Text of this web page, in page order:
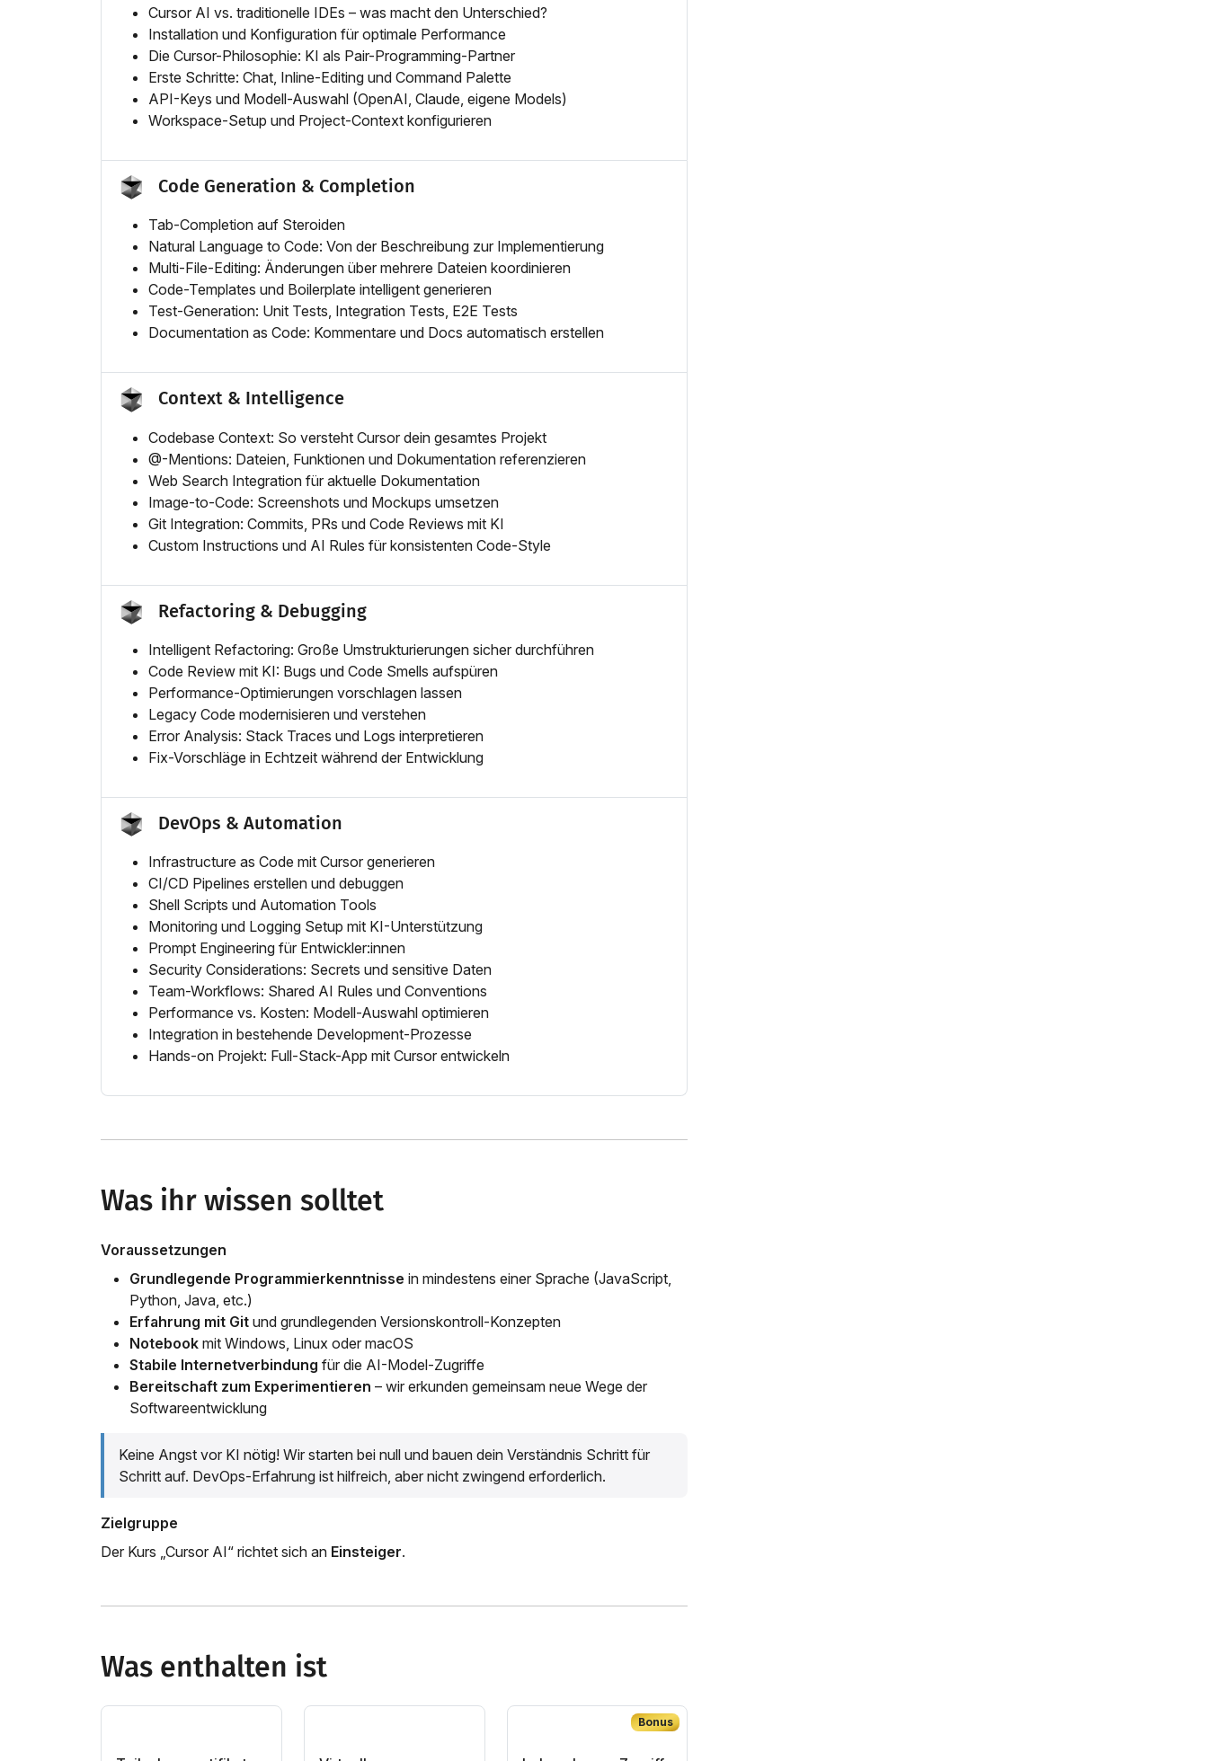
Cursor AI vs. traditionelle IDEs – was macht den Unterschied?
Installation und Konfiguration für optimale Performance
Die Cursor-Philosophie: KI als Pair-Programming-Partner
Erste Schritte: Chat, Inline-Editing und Command Palette
API-Keys und Modell-Auswahl (OpenAI, Claude, eigene Models)
Workspace-Setup und Project-Context konfigurieren
Code Generation & Completion
Tab-Completion auf Steroiden
Natural Language to Code: Von der Beschreibung zur Implementierung
Multi-File-Editing: Änderungen über mehrere Dateien koordinieren
Code-Templates und Boilerplate intelligent generieren
Test-Generation: Unit Tests, Integration Tests, E2E Tests
Documentation as Code: Kommentare und Docs automatisch erstellen
Context & Intelligence
Codebase Context: So versteht Cursor dein gesamtes Projekt
@-Mentions: Dateien, Funktionen und Dokumentation referenzieren
Web Search Integration für aktuelle Dokumentation
Image-to-Code: Screenshots und Mockups umsetzen
Git Integration: Commits, PRs und Code Reviews mit KI
Custom Instructions und AI Rules für konsistenten Code-Style
Refactoring & Debugging
Intelligent Refactoring: Große Umstrukturierungen sicher durchführen
Code Review mit KI: Bugs und Code Smells aufspüren
Performance-Optimierungen vorschlagen lassen
Legacy Code modernisieren und verstehen
Error Analysis: Stack Traces und Logs interpretieren
Fix-Vorschläge in Echtzeit während der Entwicklung
DevOps & Automation
Infrastructure as Code mit Cursor generieren
CI/CD Pipelines erstellen und debuggen
Shell Scripts und Automation Tools
Monitoring und Logging Setup mit KI-Unterstützung
Prompt Engineering für Entwickler:innen
Security Considerations: Secrets und sensitive Daten
Team-Workflows: Shared AI Rules und Conventions
Performance vs. Kosten: Modell-Auswahl optimieren
Integration in bestehende Development-Prozesse
Hands-on Projekt: Full-Stack-App mit Cursor entwickeln
Was ihr wissen solltet
Voraussetzungen
Grundlegende Programmierkenntnisse in mindestens einer Sprache (JavaScript,
Python, Java, etc.)
Erfahrung mit Git und grundlegenden Versionskontroll-Konzepten
Notebook mit Windows, Linux oder macOS
Stabile Internetverbindung für die AI-Model-Zugriffe
Bereitschaft zum Experimentieren – wir erkunden gemeinsam neue Wege der
Softwareentwicklung
Keine Angst vor KI nötig! Wir starten bei null und bauen dein Verständnis Schritt für
Schritt auf. DevOps-Erfahrung ist hilfreich, aber nicht zwingend erforderlich.
Zielgruppe
Der Kurs „Cursor AI“ richtet sich an Einsteiger.
Was enthalten ist
Bonus